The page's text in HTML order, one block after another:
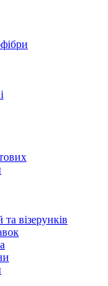
візерунків